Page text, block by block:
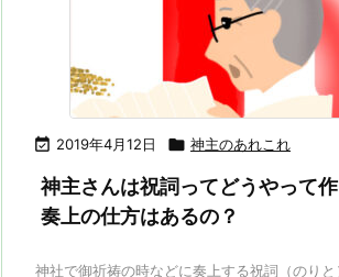
 2019年4月12日  神主のあれこれ
神主さんは祝詞ってどうやって
奏上の仕方はあるの？
神社で御祈祷の時などに奏上する祝詞（のり